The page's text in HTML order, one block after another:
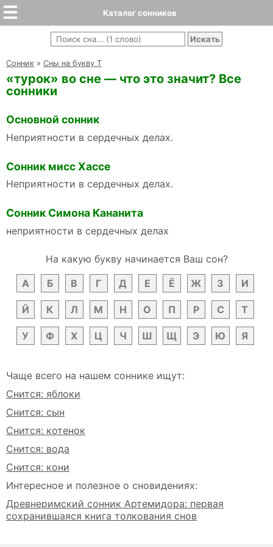
Каталог сонников
Cонник » Сны на букву Т
«турок» во сне — что это значит? Все
сонники
Основной сонник
Неприятности в сердечных делах.
Сонник мисс Хассе
Неприятности в сердечных делах.
Сонник Симона Кананита
неприятности в сердечных делах
На какую букву начинается Ваш сон?
А
Б В Г Д Е Ё Ж З И
Й К Л М Н О П Р С Т
У Ф Х Ц Ч Ш Щ Э Ю Я
Чаще всего на нашем соннике ищут:
Снится: яблоки
Снится: сын
Снится: котенок
Снится: вода
Снится: кони
Интересное и полезное о сновидениях:
Древнеримский сонник Артемидора: первая
сохранившаяся книга толкования снов